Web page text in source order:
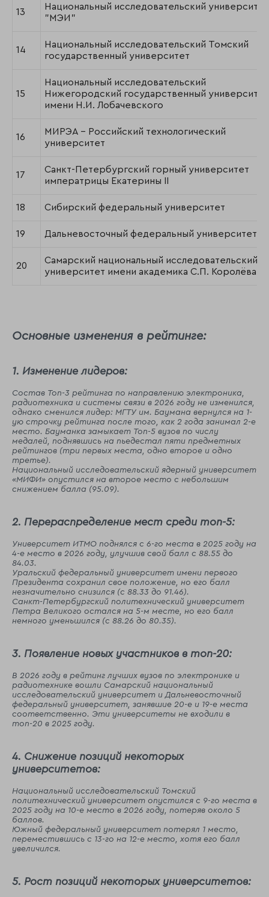
13
Национальный исследовательский университет
"МЭИ"
14
Национальный исследовательский Томский
государственный университет
15
Национальный исследовательский
Нижегородский государственный университет
имени Н.И. Лобачевского
16
МИРЭА - Российский технологический
университет
17
Санкт-Петербургский горный университет
императрицы Екатерины II
18 Сибирский федеральный университет
19 Дальневосточный федеральный университет
20
Самарский национальный исследовательский
университет имени академика С.П. Королёва
Основные изменения в рейтинге:
1. Изменение лидеров:
Состав Топ-3 рейтинга по направлению электроника,
радиотехника ‎и системы связи в 2026 году не изменился,
однако сменился лидер: МГТУ им. Баумана вернулся на 1-
ую строчку рейтинга после того, как 2 года занимал 2-е
место. Бауманка замыкает Топ-5 вузов по числу
медалей, поднявшись на пьедестал пяти предметных
рейтингов (три первых места, одно второе и одно
третье).
Национальный исследовательский ядерный университет
«МИФИ» опустился на второе место с небольшим
снижением балла (95.09).
2. Перераспределение мест среди топ-5:
Университет ИТМО поднялся с 6-го места в 2025 году на
4-е место в 2026 году, улучшив свой балл с 88.55 до
84.03.
Уральский федеральный университет имени первого
Президента сохранил свое положение, но его балл
незначительно снизился (с 88.33 до 91.46).
Санкт-Петербургский политехнический университет
Петра Великого остался на 5-м месте, но его балл
немного уменьшился (с 88.26 до 80.35).
3. Появление новых участников в топ-20:
В 2026 году в рейтинг лучших вузов по электронике и
радиотехнике вошли Самарский национальный
исследовательский университет и Дальневосточный
федеральный университет, занявшие 20-е и 19-е места
соответственно. Эти университеты не входили в
топ-20 в 2025 году.
4. Снижение позиций некоторых
университетов:
Национальный исследовательский Томский
политехнический университет опустился с 9-го места в
2025 году на 10-е место в 2026 году, потеряв около 5
баллов.
Южный федеральный университет потерял 1 место,
переместившись с 13-го на 12-е место, хотя его балл
увеличился.
5. Рост позиций некоторых университетов: